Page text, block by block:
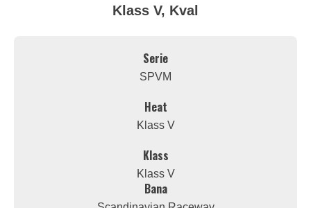
Klass V, Kval
Serie
SPVM
Heat
Klass V
Klass
Klass V
Bana